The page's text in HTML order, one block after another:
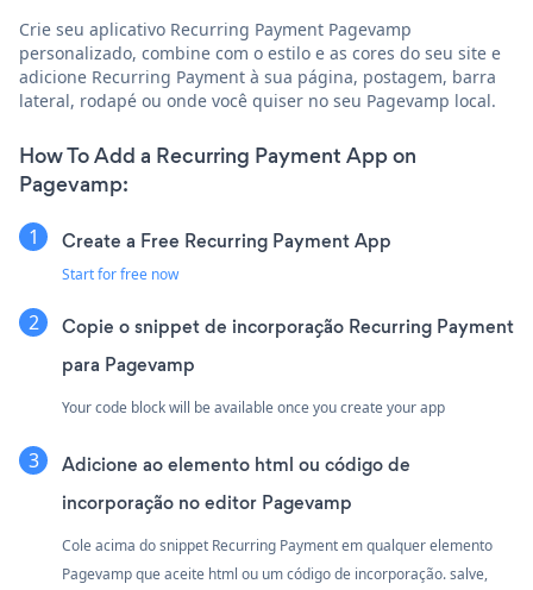
Crie seu aplicativo Recurring Payment Pagevamp
personalizado, combine com o estilo e as cores do seu site e
adicione Recurring Payment à sua página, postagem, barra
lateral, rodapé ou onde você quiser no seu Pagevamp local.
How To Add a Recurring Payment App on
Pagevamp:
Create a Free Recurring Payment App
Start for free now
Copie o snippet de incorporação Recurring Payment
para Pagevamp
Your code block will be available once you create your app
Adicione ao elemento html ou código de
incorporação no editor Pagevamp
Cole acima do snippet Recurring Payment em qualquer elemento
Pagevamp que aceite html ou um código de incorporação. salve,